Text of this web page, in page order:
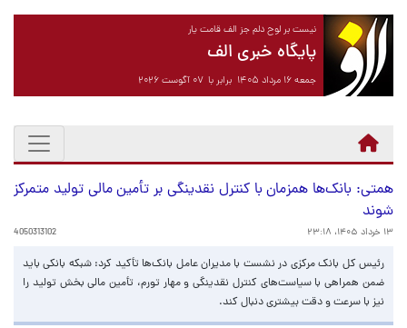
نیست بر لوح دلم جز الف قامت یار
پایگاه خبری الف
جمعه ۱۶ مرداد ۱۴۰۵ برابر با ۰۷ آگوست ۲۰۲۶
همتی: بانک‌ها همزمان با کنترل نقدینگی بر تأمین مالی تولید متمرکز
شوند
۱۳ خرداد ۱۴۰۵، ۲۳:۱۸ 4050313102
رئیس کل بانک مرکزی در نشست با مدیران عامل بانک‌ها تأکید کرد: شبکه بانکی باید
ضمن همراهی با سیاست‌های کنترل نقدینگی و مهار تورم، تأمین مالی بخش تولید را
نیز با سرعت و دقت بیشتری دنبال کند.